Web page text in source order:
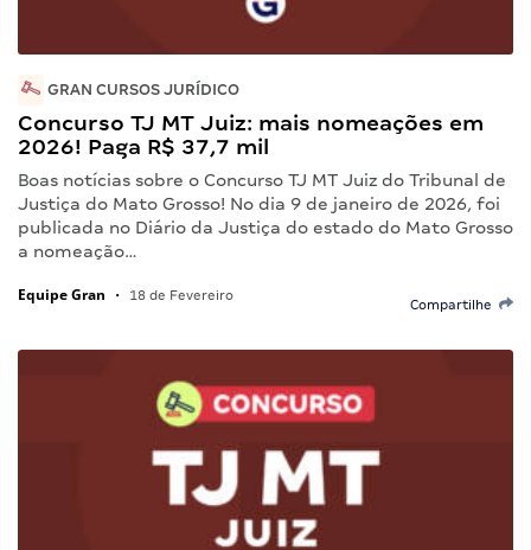
GRAN CURSOS JURÍDICO
Concurso TJ MT Juiz: mais nomeações em
2026! Paga R$ 37,7 mil
Boas notícias sobre o Concurso TJ MT Juiz do Tribunal de
Justiça do Mato Grosso! No dia 9 de janeiro de 2026, foi
publicada no Diário da Justiça do estado do Mato Grosso
a nomeação…
Equipe Gran • 18 de Fevereiro
Compartilhe